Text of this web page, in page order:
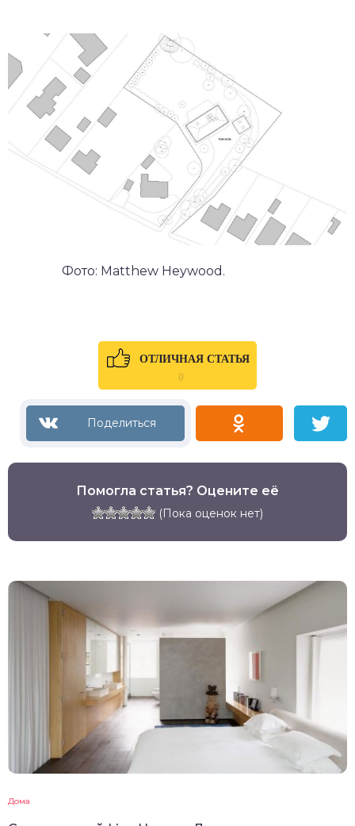
Фото: Matthew Heywood.
ОТЛИЧНАЯ СТАТЬЯ
0
Помогла статья? Оцените её
(Пока оценок нет)
Дома